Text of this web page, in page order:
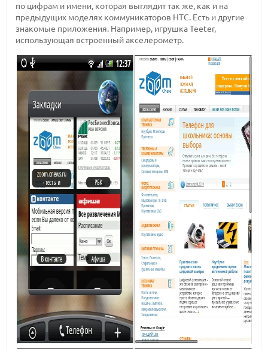
по цифрам и имени, которая выглядит так же, как и на
предыдущих моделях коммуникаторов HTC. Есть и другие
знакомые приложения. Например, игрушка Teeter,
использующая встроенный акселерометр.